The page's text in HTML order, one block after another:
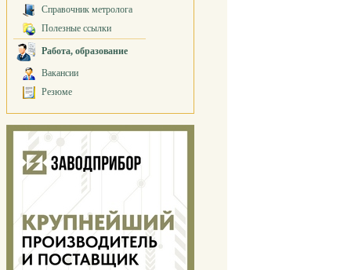
Справочник метролога
Полезные ссылки
Работа, образование
Вакансии
Резюме